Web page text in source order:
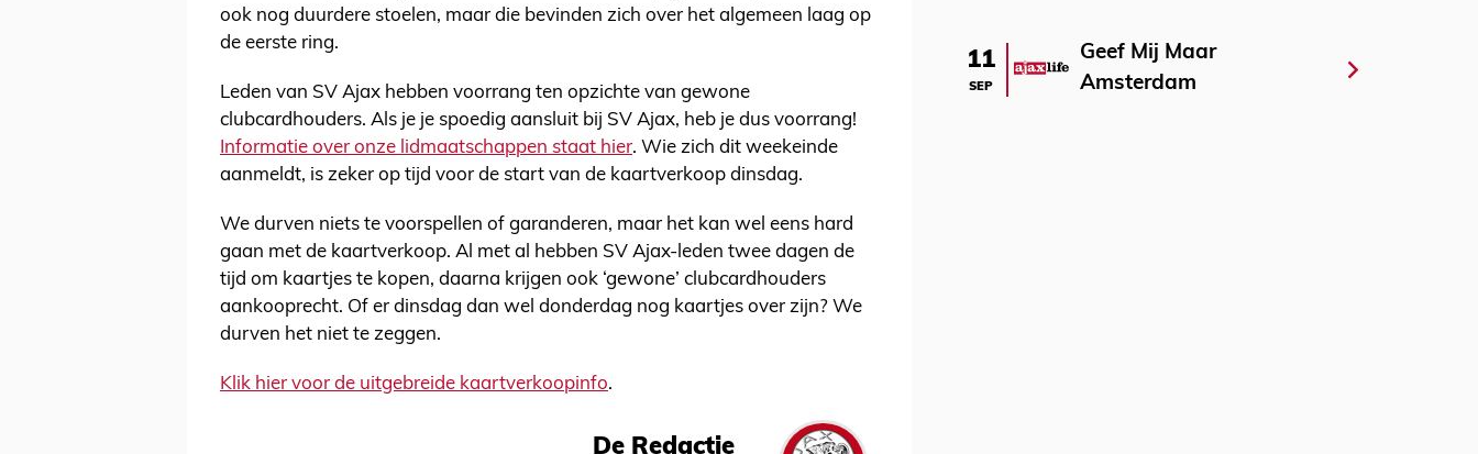
ook nog duurdere stoelen, maar die bevinden zich over het algemeen laag op
de eerste ring.
Leden van SV Ajax hebben voorrang ten opzichte van gewone
clubcardhouders. Als je je spoedig aansluit bij SV Ajax, heb je dus voorrang!
Informatie over onze lidmaatschappen staat hier. Wie zich dit weekeinde
aanmeldt, is zeker op tijd voor de start van de kaartverkoop dinsdag.
We durven niets te voorspellen of garanderen, maar het kan wel eens hard
gaan met de kaartverkoop. Al met al hebben SV Ajax-leden twee dagen de
tijd om kaartjes te kopen, daarna krijgen ook ‘gewone’ clubcardhouders
aankooprecht. Of er dinsdag dan wel donderdag nog kaartjes over zijn? We
durven het niet te zeggen.
Klik hier voor de uitgebreide kaartverkoopinfo.
De Redactie
11
SEP
Geef Mij Maar
Amsterdam